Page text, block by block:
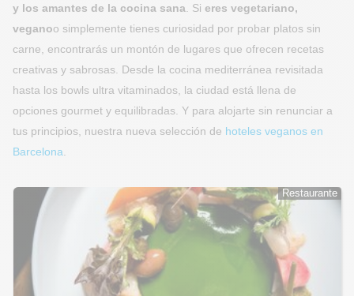
y los amantes de la cocina sana . Si eres vegetariano,
veganoo simplemente tienes curiosidad por probar platos sin
carne, encontrarás un montón de lugares que ofrecen recetas
creativas y sabrosas. Desde la cocina mediterránea revisitada
hasta los bowls ultra vitaminados, la ciudad está llena de
opciones gourmet y equilibradas. Y para alojarte sin renunciar a
tus principios, nuestra nueva selección de hoteles veganos en
Barcelona
Restaurante
Restaurante